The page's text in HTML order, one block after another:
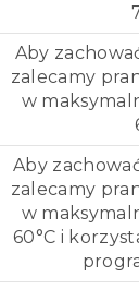
Aby
zalecamy
w
Aby
zalecamy
w
60°C i